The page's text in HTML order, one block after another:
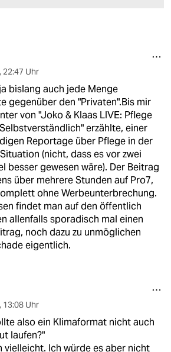
, 22:47 Uhr
bislang auch jede Menge
gegenüber den "Privaten".Bis mir
von "Joko & Klaas LIVE: Pflege
erzählte, einer
Reportage über Pflege in der
(nicht, dass es vor zwei
besser gewesen wäre). Der Beitrag
über mehrere Stunden auf Pro7,
ohne Werbeunterbrechung.
findet man auf den öffentlich
allenfalls sporadisch mal einen
noch dazu zu unmöglichen
eigentlich.
, 13:08 Uhr
also ein Klimaformat nicht auch
laufen?"
vielleicht. Ich würde es aber nicht